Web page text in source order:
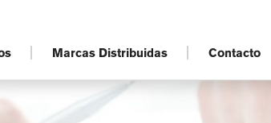
Marcas Distribuidas Contacto